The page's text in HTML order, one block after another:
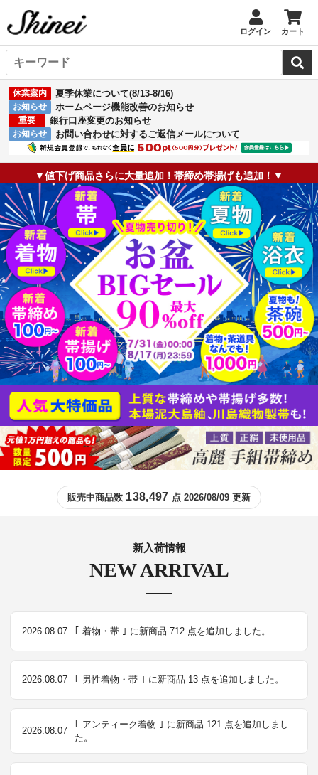
ログイン カート
休業案内 夏季休業について(8/13-8/16)
お知らせ ホームページ機能改善のお知らせ
重要 銀行口座変更のお知らせ
お知らせ お問い合わせに対するご返信メールについて
▼値下げ商品さらに大量追加！帯締め帯揚げも追加！▼
販売中商品数 138,497 点 2026/08/09 更新
NEW ARRIVAL
新入荷情報
2026.08.07 ｢ 着物・帯 ｣ に新商品 712 点を追加しました。
2026.08.07 ｢ 男性着物・帯 ｣ に新商品 13 点を追加しました。
2026.08.07
｢ アンティーク着物 ｣ に新商品 121 点を追加しまし
た。